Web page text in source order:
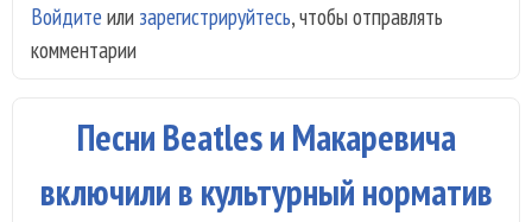
Войдите или зарегистрируйтесь, чтобы отправлять
комментарии
Песни Beatles и Макаревича
включили в культурный норматив